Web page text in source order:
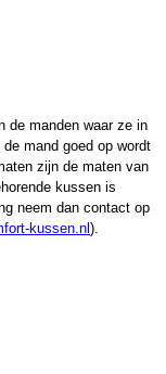
de manden waar ze in
mand goed op wordt
zijn de maten van
kussen is
neem dan contact op
kussen.nl).